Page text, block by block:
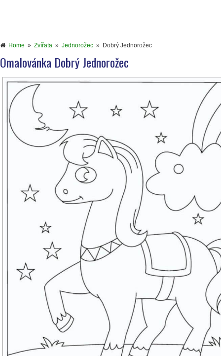
Home » Zvířata » Jednorožec » Dobrý Jednorožec
Omalovánka Dobrý Jednorožec